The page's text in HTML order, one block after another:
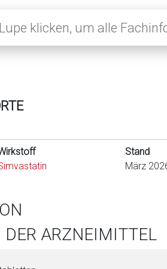
Stand
März
ARZNEIMITTEL